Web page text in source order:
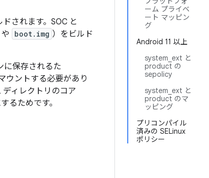
ーム プライベ
ート マッピン
グ
Android 11 以上
system_ext と
product の
sepolicy
system_ext と
product のマ
ッピング
プリコンパイル
済みの SELinux
ポリシー
されます。SOC と
や boot.img ）をビルド
に保存されるた
ウントする必要があり
ディレクトリのコア
るためです。